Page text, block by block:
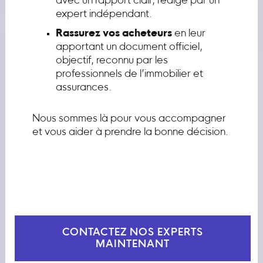
expert indépendant.
Rassurez vos acheteursen leur
apportant un document officiel,
objectif, reconnu par les
professionnels de l’immobilier et
assurances.
Nous sommes là pour vous accompagner
et vous aider à prendre la bonne décision.
CONTACTEZ NOS EXPERTS
MAINTENANT